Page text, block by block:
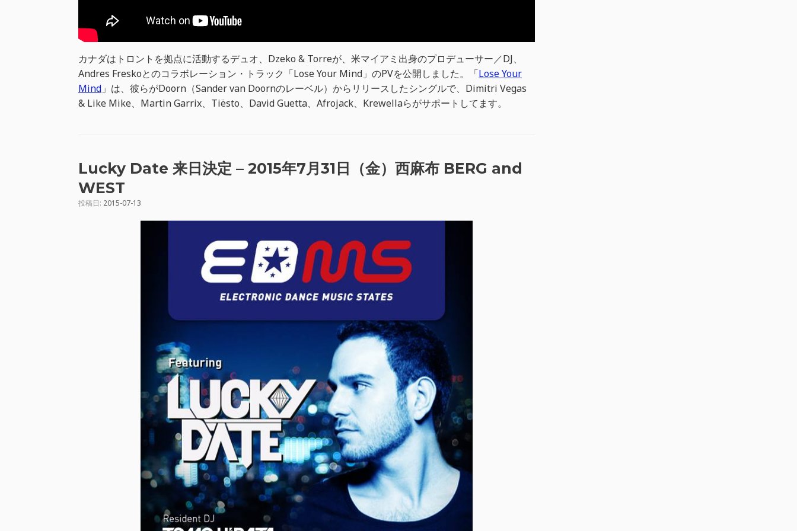
カナダはトロントを拠点に活動するデュオ、Dzeko & Torreが、米マイアミ出身のプロデューサー／DJ、
Andres Freskoとのコラボレーション・トラック「Lose Your Mind」のPVを公開しました。「Lose Your
Mind 」は、彼らがDoorn（Sander van Doornのレーベル）からリリースしたシングルで、Dimitri Vegas
& Like Mike、Martin Garrix、Tiësto、David Guetta、Afrojack、Krewellaらがサポートしてます。
Lucky Date 来日決定 – 2015年7月31日（金）西麻布 BERG and
WEST
投稿日: 2015-07-13